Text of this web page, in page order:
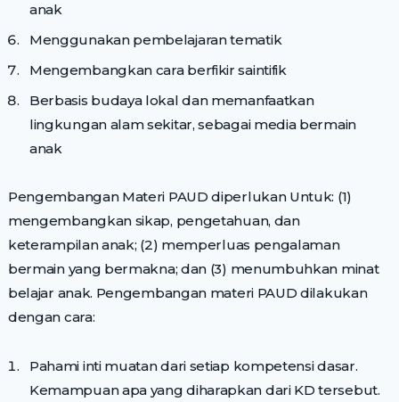
anak
Menggunakan pembelajaran tematik
Mengembangkan cara berfikir saintifik
Berbasis budaya lokal dan memanfaatkan
lingkungan alam sekitar, sebagai media bermain
anak
Pengembangan Materi PAUD diperlukan Untuk: (1)
mengembangkan sikap, pengetahuan, dan
keterampilan anak; (2) memperluas pengalaman
bermain yang bermakna; dan (3) menumbuhkan minat
belajar anak. Pengembangan materi PAUD dilakukan
dengan cara:
Pahami inti muatan dari setiap kompetensi dasar.
Kemampuan apa yang diharapkan dari KD tersebut.